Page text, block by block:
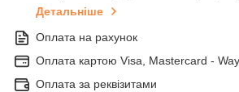
Детальніше
Оплата на рахунок
Оплата картою Visa, Mastercard -
Оплата за реквізитами